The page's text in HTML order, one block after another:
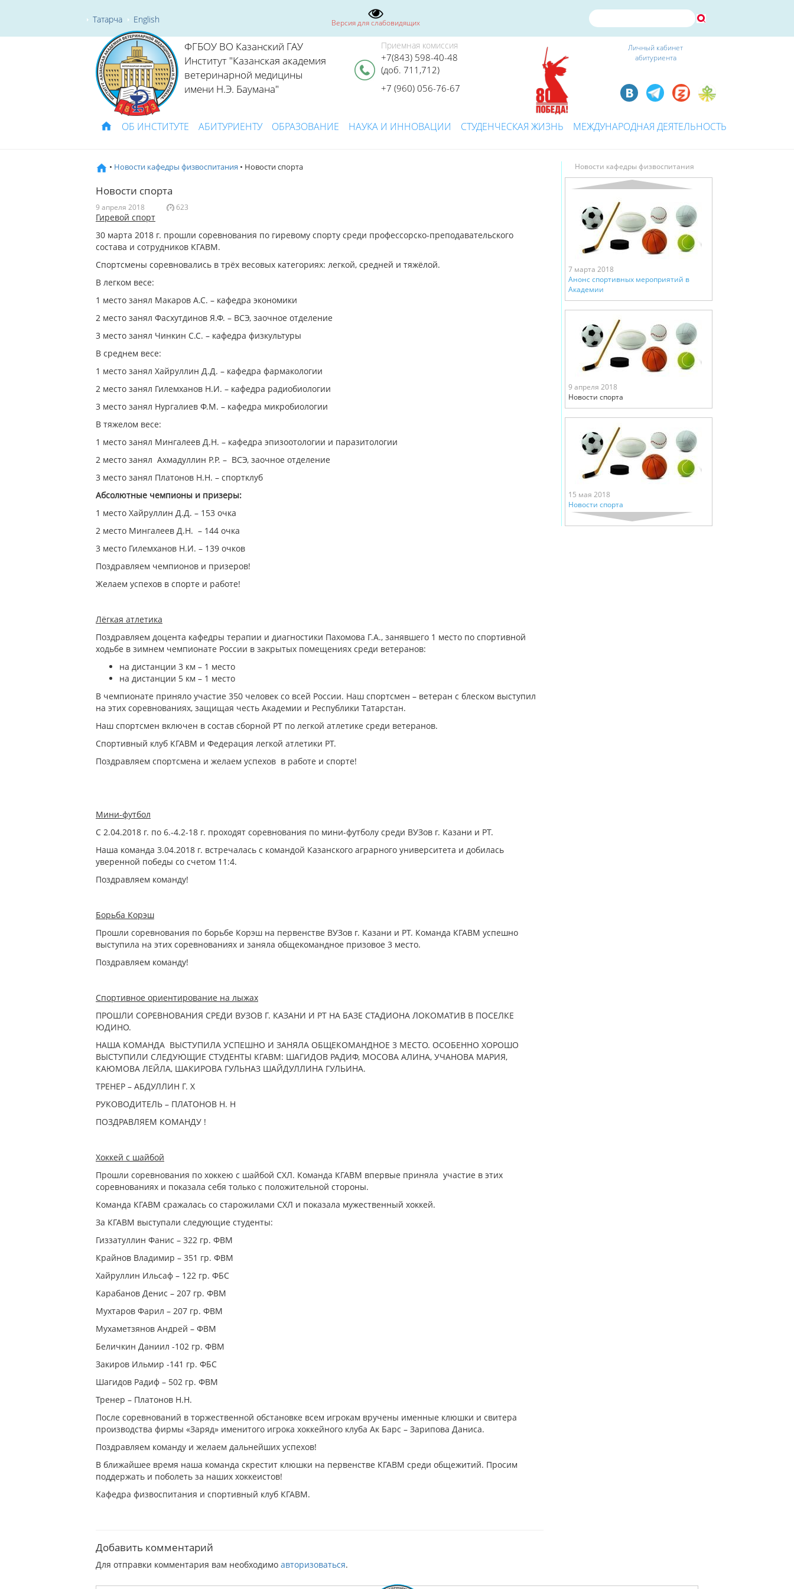
Татарча English Версия для слабовидящих
ФГБОУ ВО Казанский ГАУ
Институт "Казанская академия
ветеринарной медицины
имени Н.Э. Баумана"
Приемная комиссия
+7(843) 598-40-48
(доб. 711,712)
+7 (960) 056-76-67
Личный кабинет
абитуриента
ОБ ИНСТИТУТЕ АБИТУРИЕНТУ ОБРАЗОВАНИЕ НАУКА И ИННОВАЦИИ СТУДЕНЧЕСКАЯ ЖИЗНЬ МЕЖДУНАРОДНАЯ ДЕЯТЕЛЬНОСТЬ
• Новости кафедры физвоспитания • Новости спорта
Новости спорта
9 апреля 2018 623
Гиревой спорт
30 марта 2018 г. прошли соревнования по гиревому спорту среди профессорско-преподавательского
состава и сотрудников КГАВМ.
Спортсмены соревновались в трёх весовых категориях: легкой, cредней и тяжёлой.
В легком весе:
1 место занял Макаров А.С. – кафедра экономики
2 место занял Фасхутдинов Я.Ф. – ВСЭ, заочное отделение
3 место занял Чинкин С.С. – кафедра физкультуры
В среднем весе:
1 место занял Хайруллин Д.Д. – кафедра фармакологии
2 место занял Гилемханов Н.И. – кафедра радиобиологии
3 место занял Нургалиев Ф.М. – кафедра микробиологии
В тяжелом весе:
1 место занял Мингалеев Д.Н. – кафедра эпизоотологии и паразитологии
2 место занял Ахмадуллин Р.Р. – ВСЭ, заочное отделение
3 место занял Платонов Н.Н. – спортклуб
Абсолютные чемпионы и призеры:
1 место Хайруллин Д.Д. – 153 очка
2 место Мингалеев Д.Н. – 144 очка
3 место Гилемханов Н.И. – 139 очков
Поздравляем чемпионов и призеров!
Желаем успехов в спорте и работе!
Лёгкая атлетика
Поздравляем доцента кафедры терапии и диагностики Пахомова Г.А., занявшего 1 место по спортивной
ходьбе в зимнем чемпионате России в закрытых помещениях среди ветеранов:
на дистанции 3 км – 1 место
на дистанции 5 км – 1 место
В чемпионате приняло участие 350 человек со всей России. Наш спортсмен – ветеран с блеском выступил
на этих соревнованиях, защищая честь Академии и Республики Татарстан.
Наш спортсмен включен в состав сборной РТ по легкой атлетике среди ветеранов.
Спортивный клуб КГАВМ и Федерация легкой атлетики РТ.
Поздравляем спортсмена и желаем успехов в работе и спорте!
Мини-футбол
С 2.04.2018 г. по 6.-4.2-18 г. проходят соревнования по мини-футболу среди ВУЗов г. Казани и РТ.
Наша команда 3.04.2018 г. встречалась с командой Казанского аграрного университета и добилась
уверенной победы со счетом 11:4.
Поздравляем команду!
Борьба Корэш
Прошли соревнования по борьбе Корэш на первенстве ВУЗов г. Казани и РТ. Команда КГАВМ успешно
выступила на этих соревнованиях и заняла общекомандное призовое 3 место.
Поздравляем команду!
Спортивное ориентирование на лыжах
ПРОШЛИ СОРЕВНОВАНИЯ СРЕДИ ВУЗОВ Г. КАЗАНИ И РТ НА БАЗЕ СТАДИОНА ЛОКОМАТИВ В ПОСЕЛКЕ
ЮДИНО.
НАША КОМАНДА ВЫСТУПИЛА УСПЕШНО И ЗАНЯЛА ОБЩЕКОМАНДНОЕ 3 МЕСТО. ОСОБЕННО ХОРОШО
ВЫСТУПИЛИ СЛЕДУЮЩИЕ СТУДЕНТЫ КГАВМ: ШАГИДОВ РАДИФ, МОСОВА АЛИНА, УЧАНОВА МАРИЯ,
КАЮМОВА ЛЕЙЛА, ШАКИРОВА ГУЛЬНАЗ ШАЙДУЛЛИНА ГУЛЬИНА.
ТРЕНЕР – АБДУЛЛИН Г. Х
РУКОВОДИТЕЛЬ – ПЛАТОНОВ Н. Н
ПОЗДРАВЛЯЕМ КОМАНДУ !
Хоккей с шайбой
Прошли соревнования по хоккею с шайбой СХЛ. Команда КГАВМ впервые приняла участие в этих
соревнованиях и показала себя только с положительной стороны.
Команда КГАВМ сражалась со старожилами CХЛ и показала мужественный хоккей.
За КГАВМ выступали следующие студенты:
Гиззатуллин Фанис – 322 гр. ФВМ
Крайнов Владимир – 351 гр. ФВМ
Хайруллин Ильсаф – 122 гр. ФБС
Карабанов Денис – 207 гр. ФВМ
Мухтаров Фарил – 207 гр. ФВМ
Мухаметзянов Андрей – ФВМ
Беличкин Даниил -102 гр. ФВМ
Закиров Ильмир -141 гр. ФБС
Шагидов Радиф – 502 гр. ФВМ
Тренер – Платонов Н.Н.
После соревнований в торжественной обстановке всем игрокам вручены именные клюшки и свитера
производства фирмы «Заряд» именитого игрока хоккейного клуба Ак Барс – Зарипова Даниса.
Поздравляем команду и желаем дальнейших успехов!
В ближайшее время наша команда скрестит клюшки на первенстве КГАВМ среди общежитий. Просим
поддержать и поболеть за наших хоккеистов!
Кафедра физвоспитания и спортивный клуб КГАВМ.
Добавить комментарий
Для отправки комментария вам необходимо авторизоваться.
Новости кафедры физвоспитания
7 марта 2018
Анонс спортивных мероприятий в
Академии
9 апреля 2018
Новости спорта
15 мая 2018
Новости спорта